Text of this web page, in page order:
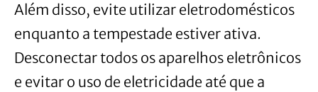
Além disso, evite utilizar eletrodomésticos
enquanto a tempestade estiver ativa.
Desconectar todos os aparelhos eletrônicos
e evitar o uso de eletricidade até que a